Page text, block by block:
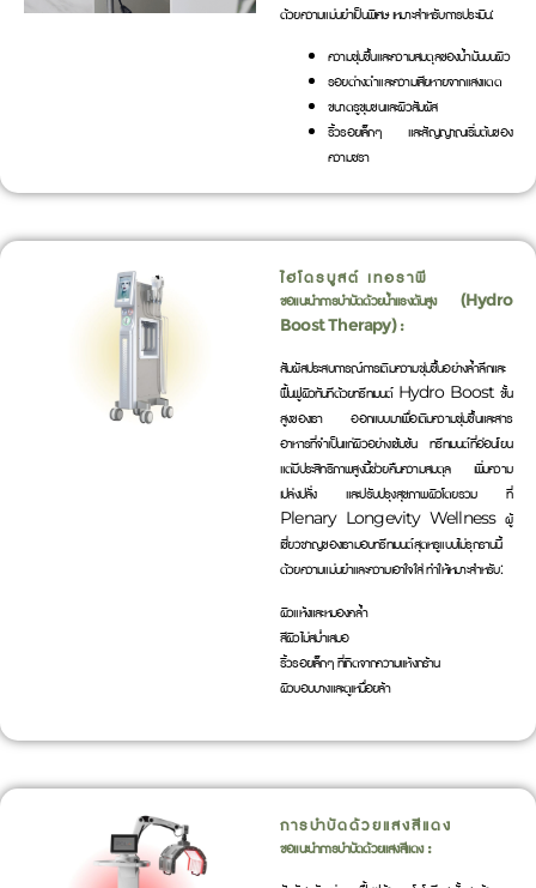
ด้วยความแม่นยำเป็นพิเศษ เหมาะสำหรับการประเมิน:
ความชุ่มชื้นและความสมดุลของน้ำมันบนผิว
รอยด่างดำและความเสียหายจากแสงแดด
ขนาดรูขุมขนและผิวสัมผัส
ริ้วรอยเล็กๆ และสัญญาณเริ่มต้นของ
ความชรา
ไฮโดรบูสต์ เทอราพี
ขอแนะนำการบำบัดด้วยน้ำแรงดันสูง (Hydro
Boost Therapy) :
สัมผัสประสบการณ์การเติมความชุ่มชื้นอย่างล้ำลึกและ
ฟื้นฟูผิวทันทีด้วยทรีทเมนต์ Hydro Boost ขั้น
สูงของเรา ออกแบบมาเพื่อเติมความชุ่มชื้นและสาร
อาหารที่จำเป็นแก่ผิวอย่างเข้มข้น ทรีทเมนต์ที่อ่อนโยน
แต่มีประสิทธิภาพสูงนี้ช่วยคืนความสมดุล เพิ่มความ
เปล่งปลั่ง และปรับปรุงสุขภาพผิวโดยรวม ที่
Plenary Longevity Wellness ผู้
เชี่ยวชาญของเรามอบทรีทเมนต์สุดหรูแบบไม่รุกรานนี้
ด้วยความแม่นยำและความเอาใจใส่ ทำให้เหมาะสำหรับ:
ผิวแห้งและหมองคล้ำ
สีผิวไม่สม่ำเสมอ
ริ้วรอยเล็กๆ ที่เกิดจากความแห้งกร้าน
ผิวบอบบางและดูเหนื่อยล้า
การบำบัดด้วยแสงสีแดง
ขอแนะนำการบำบัดด้วยแสงสีแดง :